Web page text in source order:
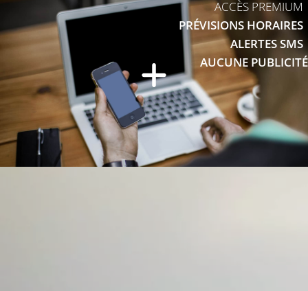
ACCÈS PREMIUM
PRÉVISIONS HORAIRES
ALERTES SMS
AUCUNE PUBLICITÉ